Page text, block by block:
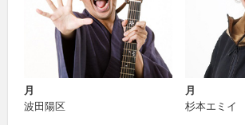
月
波田陽区
月
杉本エミイ